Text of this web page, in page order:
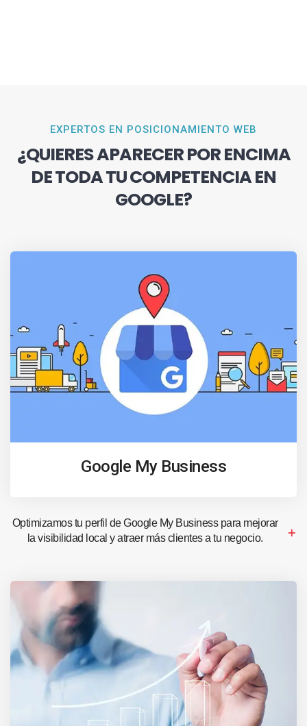
EXPERTOS EN POSICIONAMIENTO WEB
¿QUIERES APARECER POR ENCIMA
DE TODA TU COMPETENCIA EN
GOOGLE?
Google My Business
Optimizamos tu perfil de Google My Business para mejorar
la visibilidad local y atraer más clientes a tu negocio.